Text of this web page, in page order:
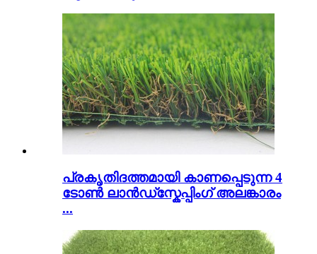
പ്രകൃതിദത്തമായി കാണപ്പെടുന്ന 4
ടോൺ ലാൻഡ്സ്കേപ്പിംഗ് അലങ്കാരം
...